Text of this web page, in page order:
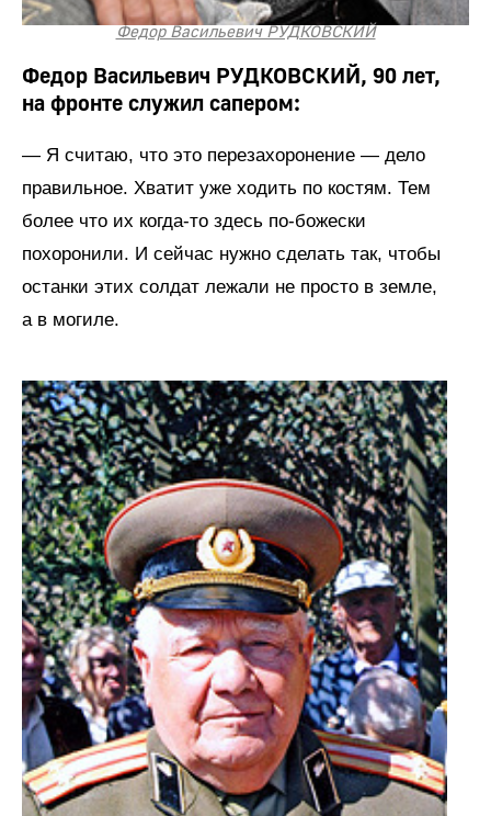
Федор Васильевич РУДКОВСКИЙ
Федор Васильевич РУДКОВСКИЙ, 90 лет,
на фронте служил сапером:
— Я считаю, что это перезахоронение — дело
правильное. Хватит уже ходить по костям. Тем
более что их когда-то здесь по-божески
похоронили. И сейчас нужно сделать так, чтобы
останки этих солдат лежали не просто в земле,
а в могиле.